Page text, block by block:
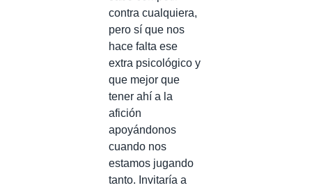
contra cualquiera,
pero sí que nos
hace falta ese
extra psicológico y
que mejor que
tener ahí a la
afición
apoyándonos
cuando nos
estamos jugando
tanto. Invitaría a